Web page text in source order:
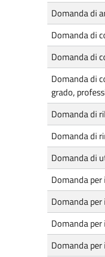
Domanda di
Domanda di
Domanda di
Domanda di
grado,
Domanda di
Domanda di
Domanda di
Domanda
Domanda
Domanda
Domanda